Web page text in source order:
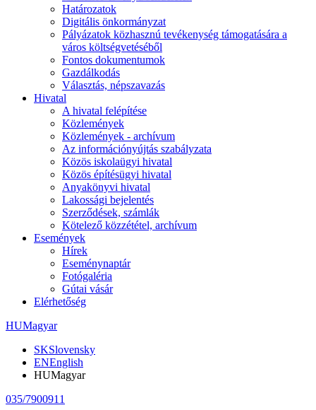
Határozatok
Digitális önkormányzat
Pályázatok közhasznú tevékenység támogatására a
város költségvetéséből
Fontos dokumentumok
Gazdálkodás
Választás, népszavazás
Hivatal
A hivatal felépítése
Közlemények
Közlemények - archívum
Az információnyújtás szabályzata
Közös iskolaügyi hivatal
Közös építésügyi hivatal
Anyakönyvi hivatal
Lakossági bejelentés
Szerződések, számlák
Kötelező közzététel, archívum
Események
Hírek
Eseménynaptár
Fotógaléria
Gútai vásár
Elérhetőség
HUMagyar
SKSlovensky
ENEnglish
HUMagyar
035/7900911